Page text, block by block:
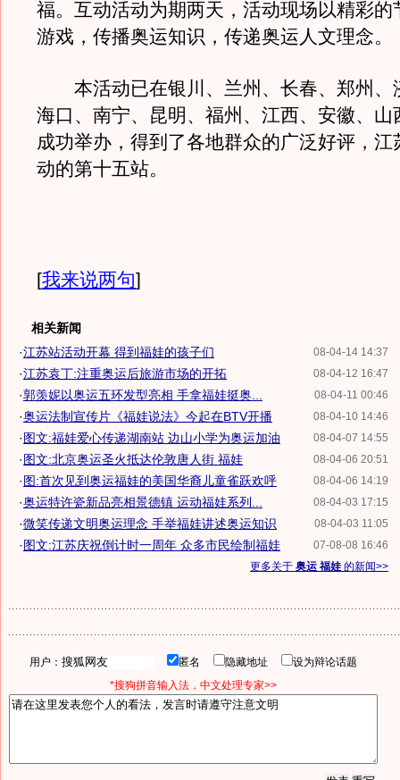
福。互动活动为期两天，活动现场以精彩的
游戏，传播奥运知识，传递奥运人文理念。
本活动已在银川、兰州、长春、郑州、
海口、南宁、昆明、福州、江西、安徽、山
成功举办，得到了各地群众的广泛好评，江
动的第十五站。
[我来说两句]
相关新闻
08-04-14 14:37
·江苏站活动开幕 得到福娃的孩子们
08-04-12 16:47
·江苏袁丁:注重奥运后旅游市场的开拓
08-04-11 00:46
·郭羡妮以奥运五环发型亮相 手拿福娃挺奥...
08-04-10 14:46
·奥运法制宣传片《福娃说法》今起在BTV开播
08-04-07 14:55
·图文:福娃爱心传递湖南站 边山小学为奥运加油
08-04-06 20:51
·图文:北京奥运圣火抵达伦敦唐人街 福娃
08-04-06 14:19
·图:首次见到奥运福娃的美国华裔儿童雀跃欢呼
08-04-03 17:15
·奥运特许瓷新品亮相景德镇 运动福娃系列...
08-04-03 11:05
·微笑传递文明奥运理念 手举福娃讲述奥运知识
07-08-08 16:46
·图文:江苏庆祝倒计时一周年 众多市民绘制福娃
更多关于 奥运 福娃 的新闻>>
用户： 匿名 隐藏地址
设为辩论话题
*搜狗拼音输入法，中文处理专家>>